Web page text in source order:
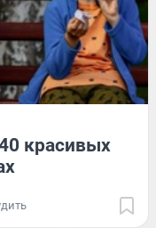
красивых